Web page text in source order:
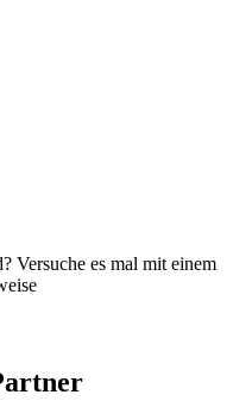
Versuche es mal mit einem